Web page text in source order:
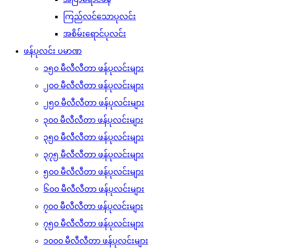
ကြည်လင်သောပုလင်း
အစိမ်းရောင်ပုလင်း
ဖန်ပုလင်း ပမာဏ
၁၅၀ မီလီလီတာ ဖန်ပုလင်းများ
၂၀၀ မီလီလီတာ ဖန်ပုလင်းများ
၂၅၀ မီလီလီတာ ဖန်ပုလင်းများ
၃၀၀ မီလီလီတာ ဖန်ပုလင်းများ
၃၅၀ မီလီလီတာ ဖန်ပုလင်းများ
၃၇၅ မီလီလီတာ ဖန်ပုလင်းများ
၅၀၀ မီလီလီတာ ဖန်ပုလင်းများ
၆၀၀ မီလီလီတာ ဖန်ပုလင်းများ
၇၀၀ မီလီလီတာ ဖန်ပုလင်းများ
၇၅၀ မီလီလီတာ ဖန်ပုလင်းများ
၁၀၀၀ မီလီလီတာ ဖန်ပုလင်းများ